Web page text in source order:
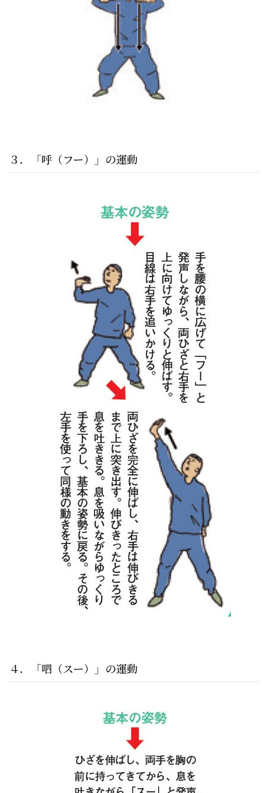
３．「呼（フー）」の運動
４．「呬（スー）」の運動